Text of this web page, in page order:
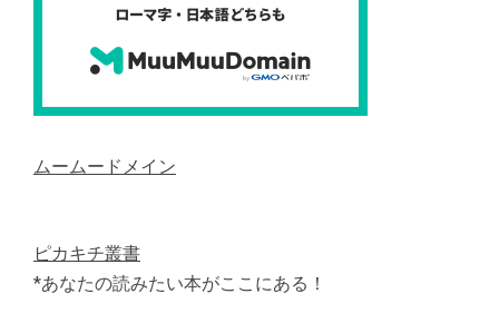
ムームードメイン
ピカキチ叢書
*あなたの読みたい本がここにある！